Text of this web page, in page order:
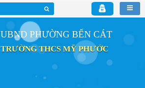
UBND PHƯỜNG BẾN CÁT
TRƯỜNG THCS MỸ PHƯỚC